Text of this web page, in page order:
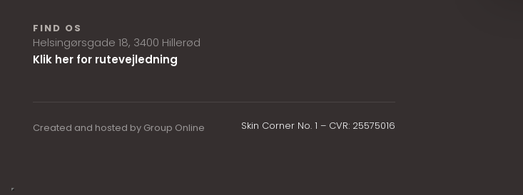
FIND OS
Helsingørsgade 18, ​3400 Hillerød
Klik her for rutevejledning
Created and hosted by Group Online Skin Corner No. 1 – CVR: 25575016